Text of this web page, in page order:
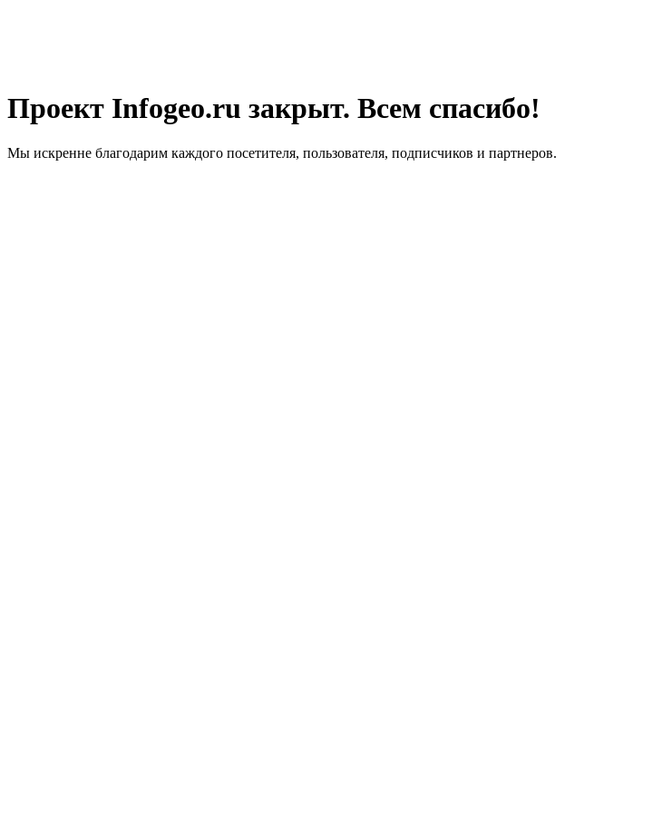
Проект Infogeo.ru закрыт. Всем спасибо!
Мы искренне благодарим каждого посетителя, пользователя, подписчиков и партнеров.